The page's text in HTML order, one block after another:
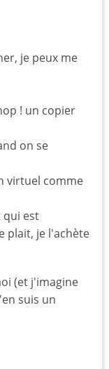
je peux me
! un copier
on se
virtuel comme
qui est
plait, je l'achète
(et j'imagine
suis un